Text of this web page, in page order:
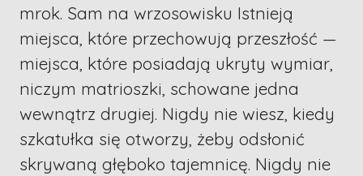
mrok. Sam na wrzosowisku Istnieją
miejsca, które przechowują przeszłość —
miejsca, które posiadają ukryty wymiar,
niczym matrioszki, schowane jedna
wewnątrz drugiej. Nigdy nie wiesz, kiedy
szkatułka się otworzy, żeby odsłonić
skrywaną głęboko tajemnicę. Nigdy nie